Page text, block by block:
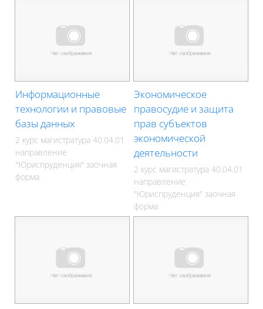
Информационные
технологии и правовые
базы данных
2 курс магистратура 40.04.01
направление
"Юриспруденция" заочная
форма
Экономическое
правосудие и защита
прав субъектов
экономической
деятельности
2 курс магистратура 40.04.01
направление
"Юриспруденция" заочная
форма